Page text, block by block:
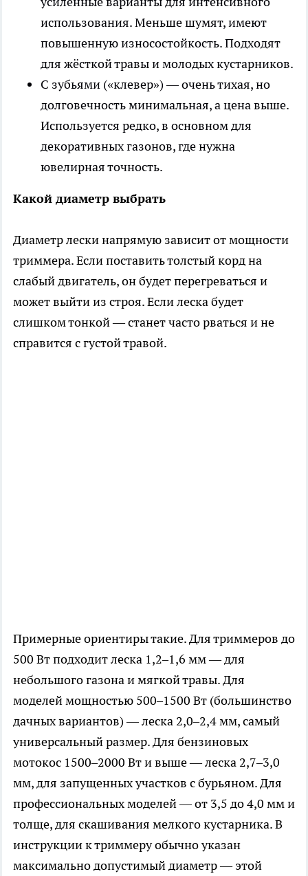
использования. Меньше шумят, имеют
повышенную износостойкость. Подходят
для жёсткой травы и молодых кустарников.
С зубьями («клевер») — очень тихая, но
долговечность минимальная, а цена выше.
Используется редко, в основном для
декоративных газонов, где нужна
ювелирная точность.
Какой диаметр выбрать
Диаметр лески напрямую зависит от мощности
триммера. Если поставить толстый корд на
слабый двигатель, он будет перегреваться и
может выйти из строя. Если леска будет
слишком тонкой — станет часто рваться и не
справится с густой травой.
Примерные ориентиры такие. Для триммеров до
500 Вт подходит леска 1,2–1,6 мм — для
небольшого газона и мягкой травы. Для
моделей мощностью 500–1500 Вт (большинство
дачных вариантов) — леска 2,0–2,4 мм, самый
универсальный размер. Для бензиновых
мотокос 1500–2000 Вт и выше — леска 2,7–3,0
мм, для запущенных участков с бурьяном. Для
профессиональных моделей — от 3,5 до 4,0 мм и
толще, для скашивания мелкого кустарника. В
инструкции к триммеру обычно указан
максимально допустимый диаметр — этой